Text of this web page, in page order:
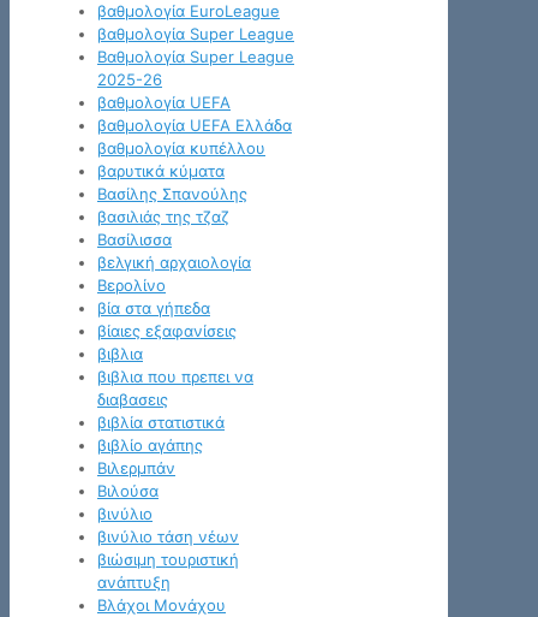
βαθμολογία EuroLeague
βαθμολογία Super League
Βαθμολογία Super League
2025-26
βαθμολογία UEFA
βαθμολογία UEFA Ελλάδα
βαθμολογία κυπέλλου
βαρυτικά κύματα
Βασίλης Σπανούλης
βασιλιάς της τζαζ
Βασίλισσα
βελγική αρχαιολογία
Βερολίνο
βία στα γήπεδα
βίαιες εξαφανίσεις
βιβλια
βιβλια που πρεπει να
διαβασεις
βιβλία στατιστικά
βιβλίο αγάπης
Βιλερμπάν
Βιλούσα
βινύλιο
βινύλιο τάση νέων
βιώσιμη τουριστική
ανάπτυξη
Βλάχοι Μονάχου